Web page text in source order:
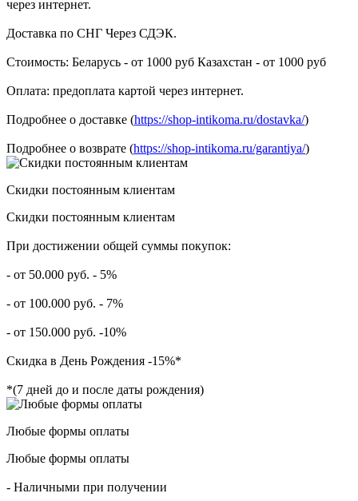
через интернет.
Доставка по СНГ Через СДЭК.
Стоимость: Беларусь - от 1000 руб Казахстан - от 1000 руб
Оплата: предоплата картой через интернет.
Подробнее о доставке (https://shop-intikoma.ru/dostavka/)
Подробнее о возврате (https://shop-intikoma.ru/garantiya/)
Скидки постоянным клиентам
Скидки постоянным клиентам
При достижении общей суммы покупок:
- от 50.000 руб. - 5%
- от 100.000 руб. - 7%
- от 150.000 руб. -10%
Скидка в День Рождения -15%*
*(7 дней до и после даты рождения)
Любые формы оплаты
Любые формы оплаты
- Наличными при получении